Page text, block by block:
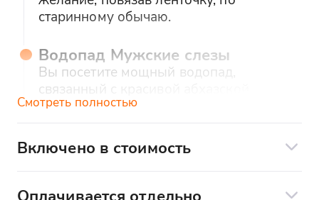
старинному обычаю.
Водопад Мужские слезы
Вы посетите мощный водопад,
связанный с красивой абхазской
легендой о силе и верности, и
исполняет желания.
Голубое озеро
Смотреть полностью
Включено в стоимость
Экскурсионное сопровождение
Оплачивается отдельно